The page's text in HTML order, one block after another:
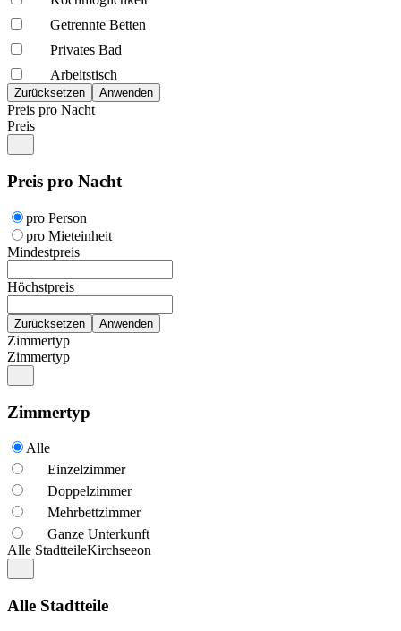
Getrennte Betten
Privates Bad
Arbeitstisch
Preis pro Nacht
Preis
Preis pro Nacht
pro Person
pro Mieteinheit
Mindestpreis
Höchstpreis
Zimmertyp
Zimmertyp
Zimmertyp
Alle
Einzelzimmer
Doppelzimmer
Mehrbettzimmer
Ganze Unterkunft
Alle StadtteileKirchseeon
Alle Stadtteile